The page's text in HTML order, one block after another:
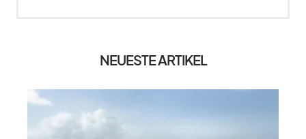
NEUESTE ARTIKEL